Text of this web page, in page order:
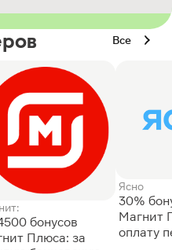
Все
бонусов
Плюса: за
Ясно
30%
Магнит
оплату